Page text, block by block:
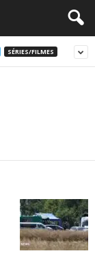
SÉRIES/FILMES